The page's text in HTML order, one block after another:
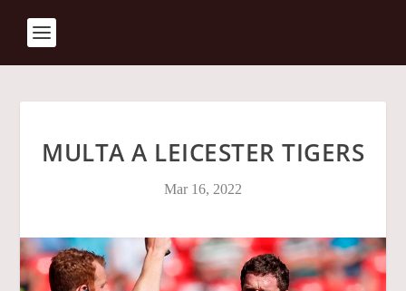
MULTA A LEICESTER TIGERS
Mar 16, 2022